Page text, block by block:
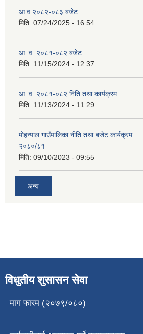
आ व २०८२-०८३ बजेट
मिति: 07/24/2025 - 16:54
आ. व. २०८१-०८२ बजेट
मिति: 11/15/2024 - 12:37
आ. व. २०८१-०८२ निति तथा कार्यक्रम
मिति: 11/13/2024 - 11:29
मोहन्याल गाउँपालिका नीति तथा बजेट कार्यक्रम
२०८०/८१
मिति: 09/10/2023 - 09:55
अन्य
विधुतीय शुसासन सेवा
माग फारम (२०७९/०८०)